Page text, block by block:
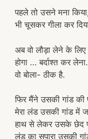
पहले तो उसने मना
भी चूसकर गीला कर
अब वो लौड़ा लेने के लिए
होगा … बर्दाश्त कर लेना.
वो बोला- ठीक है.
फिर मैंने उसकी गांड की
मेरा लंड उसकी गांड में
हाथ से लेकर उसके छेद
लंड का सुपारा उसकी